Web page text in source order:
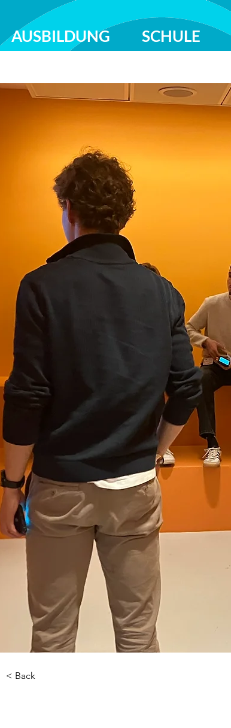
AUSBILDUNG SCHULE
< Back